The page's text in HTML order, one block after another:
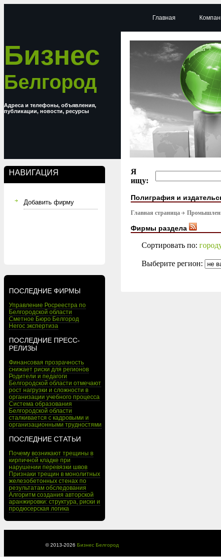
Бизнес
Белгород
Адреса и телефоны, объявления,
публикации, новости, ресурсы
НАВИГАЦИЯ
Добавить фирму
ПОСЛЕДНИЕ ФИРМЫ
Управление Росреестра по
Белгородской области
Сметное Бюро Белгород
Негос экспертиза
ПОСЛЕДНИЕ ПРЕСС-
РЕЛИЗЫ
Финансовая прозрачность
снижает риски для регионов
Родители и педагоги
Белгородской области отмечают
рост нагрузки и сложности в
организации учебного процесса
Система образования
Белгородской области
сталкивается с кадровыми и
организационными трудностями
ПОСЛЕДНИЕ СТАТЬИ
Почему возникают трещины в
кирпичной кладке при
нарушении перевязки швов
Признаки трещин в монолитных
железобетонных стенах по
результатам обследования
Алгоритм создания авторской
аранжировки: структура, риски и
продюсерская логика
Главная
Я
ищу:
Полиграфия и
Главная страница
Фирмы раздела
Сортировать по:
Выберите регион:
© 2013-2026 Бизнес Белгород